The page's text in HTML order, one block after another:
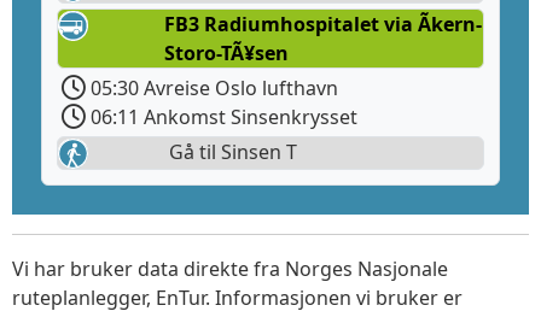
FB3 Radiumhospitalet via Ãkern-
Storo-TÃ¥sen
05:30 Avreise Oslo lufthavn
06:11 Ankomst Sinsenkrysset
Gå til Sinsen T
Vi har bruker data direkte fra Norges Nasjonale
ruteplanlegger, EnTur. Informasjonen vi bruker er